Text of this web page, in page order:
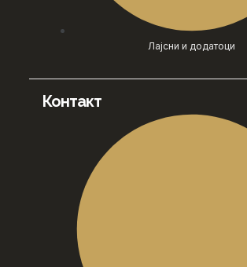
Лајсни и додатоци
Контакт